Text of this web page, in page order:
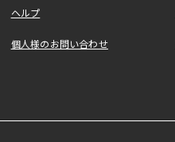
ヘルプ
個人様のお問い合わせ